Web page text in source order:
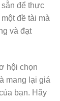
để thực
đề tài mà
và đạt
hội chọn
mang lại giá
bạn. Hãy